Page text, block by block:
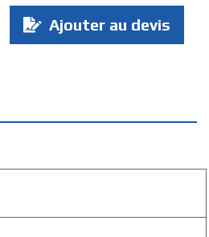
Quantité
Ajouter au devis